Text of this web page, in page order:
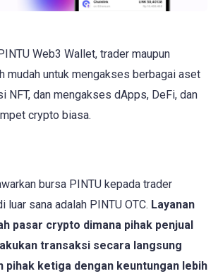
Web3 Wallet, trader maupun
mudah untuk mengakses berbagai aset
NFT, dan mengakses dApps, DeFi, dan
crypto biasa.
bursa PINTU kepada trader
luar sana adalah PINTU OTC. Layanan
pasar crypto dimana pihak penjual
transaksi secara langsung
pihak ketiga dengan keuntungan lebih